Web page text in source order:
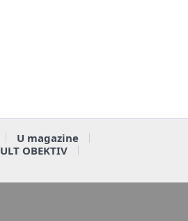
U magazine
ULT OBEKTIV